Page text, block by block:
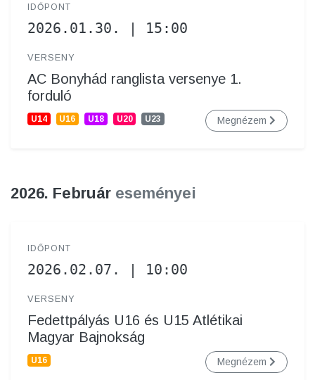
IDŐPONT
2026.01.30. | 15:00
VERSENY
AC Bonyhád ranglista versenye 1.
forduló
U14 U16 U18 U20 U23 Megnézem
2026. Február eseményei
IDŐPONT
2026.02.07. | 10:00
VERSENY
Fedettpályás U16 és U15 Atlétikai
Magyar Bajnokság
U16 Megnézem